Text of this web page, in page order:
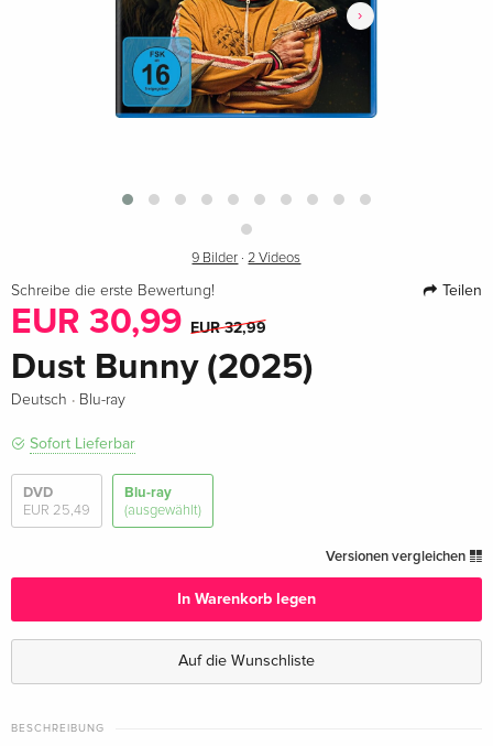
›
9 Bilder · 2 Videos
Schreibe die erste Bewertung! Teilen
EUR 30,99 EUR 32,99
Dust Bunny (2025)
Deutsch · Blu-ray
Sofort Lieferbar
DVD
EUR 25,49
Blu-ray
(ausgewählt)
Versionen vergleichen
In Warenkorb legen
Auf die Wunschliste
BESCHREIBUNG